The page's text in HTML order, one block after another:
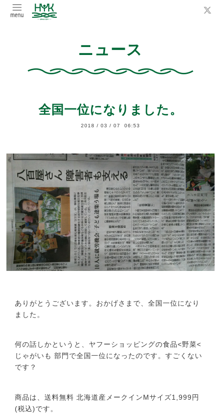
ニュース
全国一位になりました。
2018 / 03 / 07 06:53
ありがとうございます。おかげさまで、全国一位になり
ました。
何の話しかというと、ヤフーショッピングの食品<野菜<
じゃがいも 部門で全国一位になったのです。すごくない
です？
商品は、送料無料 北海道産メークインMサイズ1,999円
(税込)です。